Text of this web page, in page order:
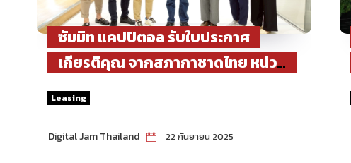
ซัมมิท แคปปิตอล รับใบประกาศ
เกียรติคุณ จากสภากาชาดไทย หน่วย
งานที่สนับสนุนการบริจาคโลหิตต่อ
Leasing
Digital Jam Thailand 22 กันยายน 2025